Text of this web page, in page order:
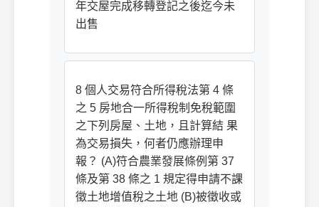
年交屋完成移轉登記之後迄今未
出售
8 個人交易符合所得稅法第 4 條
之 5 房地合一所得稅制免稅範圍
之下列房屋、土地，且計算結 果
為交易損失，何者仍應辦理申
報？ (A)符合農業發展條例第 37
條及第 38 條之 1 規定得申請不課
徵土地增值稅之土地 (B)被徵收或